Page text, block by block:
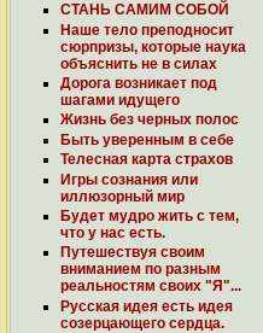
СТАНЬ САМИМ СОБОЙ
Наше тело преподносит
сюрпризы, которые наука
объяснить не в силах
Дорога возникает под
шагами идущего
Жизнь без черных полос
Быть уверенным в себе
Телесная карта страхов
Игры сознания или
иллюзорный мир
Будет мудро жить с тем,
что у нас есть.
Путешествуя своим
вниманием по разным
реальностям своих "Я"...
Русская идея есть идея
созерцающего сердца.